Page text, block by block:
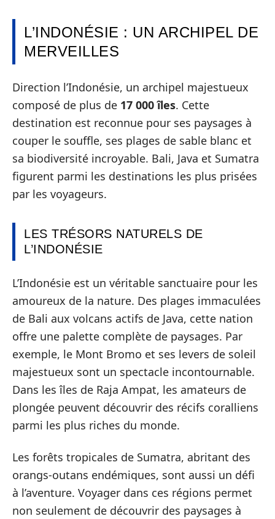
L’INDONÉSIE : UN ARCHIPEL DE
MERVEILLES
Direction l’Indonésie, un archipel majestueux
composé de plus de 17 000 îles. Cette
destination est reconnue pour ses paysages à
couper le souffle, ses plages de sable blanc et
sa biodiversité incroyable. Bali, Java et Sumatra
figurent parmi les destinations les plus prisées
par les voyageurs.
LES TRÉSORS NATURELS DE
L’INDONÉSIE
L’Indonésie est un véritable sanctuaire pour les
amoureux de la nature. Des plages immaculées
de Bali aux volcans actifs de Java, cette nation
offre une palette complète de paysages. Par
exemple, le Mont Bromo et ses levers de soleil
majestueux sont un spectacle incontournable.
Dans les îles de Raja Ampat, les amateurs de
plongée peuvent découvrir des récifs coralliens
parmi les plus riches du monde.
Les forêts tropicales de Sumatra, abritant des
orangs-outans endémiques, sont aussi un défi
à l’aventure. Voyager dans ces régions permet
non seulement de découvrir des paysages à